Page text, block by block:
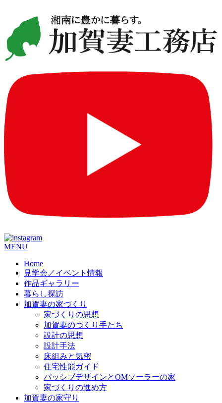
コ
MENU
Home
見学会／イベント情報
作品ギャラリー
暮らし探訪
加賀妻の家づくり
家づくりの思想
加賀妻のつくり手たち
設計の思想
設計手法
床組みと気密
住宅性能ガイド
パッシブデザインとOMソーラーの家
家づくりの進め方
加賀妻の家守り